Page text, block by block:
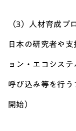
（3）人材育成プ
日本の研究者や
ョン・エコシス
呼び込み等を行
開始）